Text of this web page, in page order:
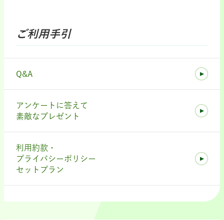
ご利用手引
Q&A
アンケートに答えて
素敵なプレゼント
利用約款・
プライバシーポリシー
セットプラン